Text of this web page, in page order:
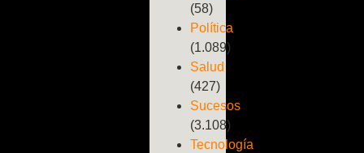
(58)
Política
(1.089)
Salud
(427)
Sucesos
(3.108)
Tecnología